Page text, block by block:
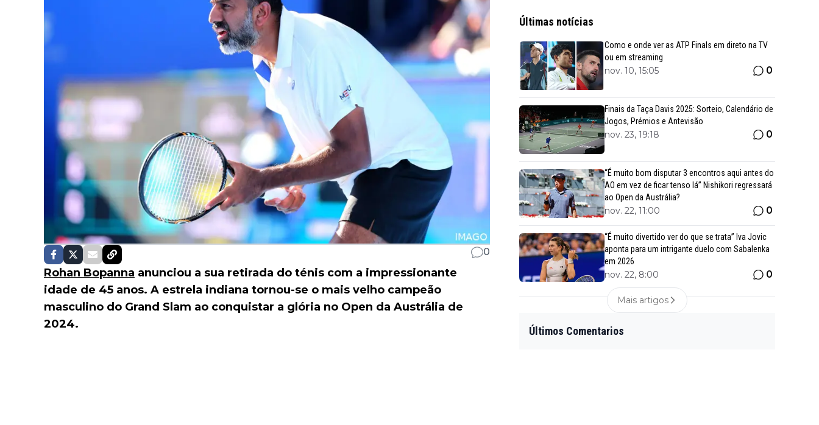
0
Rohan Bopanna anunciou a sua retirada do ténis com a impressionante
idade de 45 anos. A estrela indiana tornou-se o mais velho campeão
masculino do Grand Slam ao conquistar a glória no Open da Austrália de
2024.
Últimas notícias
Como e onde ver as ATP Finals em direto na TV
ou em streaming
nov. 10, 15:05 0
Finais da Taça Davis 2025: Sorteio, Calendário de
Jogos, Prémios e Antevisão
nov. 23, 19:18 0
“É muito bom disputar 3 encontros aqui antes do
AO em vez de ficar tenso lá” Nishikori regressará
ao Open da Austrália?
nov. 22, 11:00 0
“É muito divertido ver do que se trata” Iva Jovic
aponta para um intrigante duelo com Sabalenka
em 2026
nov. 22, 8:00 0
Mais artigos
Últimos Comentarios